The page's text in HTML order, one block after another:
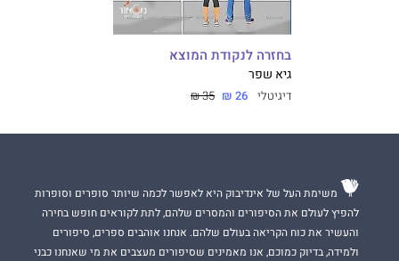
בחזרה לנקודת המוצא
גיא שפר
דיגיטלי 26 ₪
35 ₪
משימת העל של אינדיבוק היא לאפשר לכמה שיותר סופרים וסופרות
להפיץ לעולם את הסיפורים והמסרים שלהם, לתת לקוראים חופש בחירה
והעשיר את כוח הקריאה בעולם שלהם. אנחנו אוהבים ספרים, סיפורים
ולמידה, בדיוק כמוכם, אנו מאמינים שסיפורים מעצבים את מי שאנחנו כבני